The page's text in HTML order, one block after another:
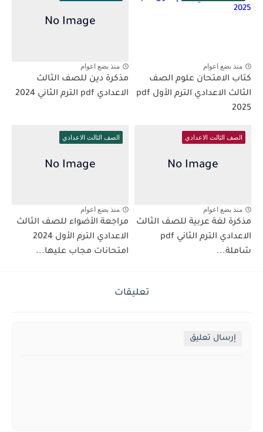
منذ بضع اعوام
كتاب الامتحان علوم الصف
الثالث الاعدادي الترم الأول pdf
2025
منذ بضع اعوام
مذكرة دين للصف الثالث
الاعدادي pdf الترم الثاني 2024
الصف الثالث الاعدادي
منذ بضع اعوام
مذكرة لغة عربية للصف الثالث
الاعدادي الترم الثاني pdf
شاملة...
الصف الثالث الاعدادي
منذ بضع اعوام
مراجعة الأضواء للصف الثالث
الاعدادي الترم الأول 2024
امتحانات مجاب عليها...
تعليقات
إرسال تعليق